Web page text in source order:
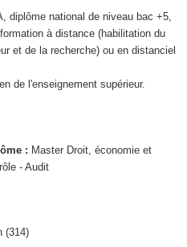
diplôme national de niveau bac +5,
à distance (habilitation du
et de la recherche) ou en distanciel
de l'enseignement supérieur.
: Master Droit, économie et
- Audit
(314)